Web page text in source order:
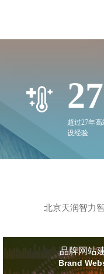
27
超过27年
设经验
北京天润智力
品牌网站
Brand